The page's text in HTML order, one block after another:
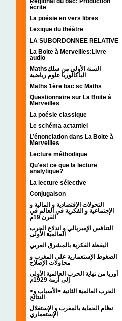
écrite
La poésie en vers libres
Lexique du théâtre
LA SUBORDONNEE RELATIVE
La Boite à Merveilles:Livre
audio
Mathsالسنة الأولى من سلك
الباكالوريا علوم رياضية
Maths 1ère bac sc Maths
Questionnaire sur La Boite à
Merveilles
La poésie classique
Le schéma actantiel
L’énonciation dans La Boite à
Merveilles
Lecture méthodique
Qu'est ce que la lecture
analytique?
La lecture sélective
Conjugaison
التحولات الإقتصادية و المالية و
الإجتماعية و الفكرية في العالم في
القرن 19م
التنافس الإمبريالي و اندلاع الحرب
العالمية الأولى
اليقظة الفكرية بالمشرق العربي
الضغوط الإستعمارية على المغرب و
محاولات الإصلاح
أوربا من نهاية الحرب العالمية الأولى
إلى أزمة 1929م
<الحرب العالمية الثانية <الأسباب و
النتائج
نظام الحماية بالمغرب و الإستغلال
الإستعماري